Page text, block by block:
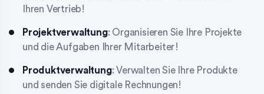
Ihren Vertrieb!
Projektverwaltung: Organisieren Sie Ihre Projekte
und die Aufgaben Ihrer Mitarbeiter!
Produktverwaltung: Verwalten Sie Ihre Produkte
und senden Sie digitale Rechnungen!